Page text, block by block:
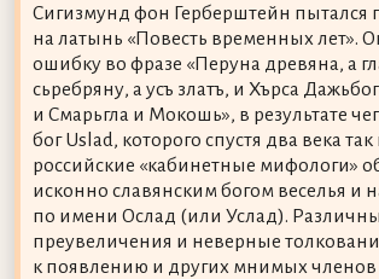
Сигизмунд фон Герберштейн пытался
на латынь «Повесть временных лет».
ошибку во фразе «Перуна древяна, а
сьребряну, а усъ златъ, и Хърса
и Сѣмарьгла и Мокошь», в результате
бог Uslad, которого спустя два века
российские «кабинетные мифологи»
исконно славянским богом веселья и
по имени Ослад (или Услад).
преувеличения и неверные
к появлению и других мнимых членов